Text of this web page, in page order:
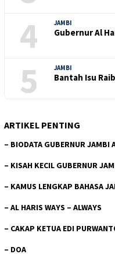
4 JAMBI
Gubernur Al
5 JAMBI
Bantah Isu
ARTIKEL PENTING
– BIODATA GUBERNUR JAMBI
– KISAH KECIL GUBERNUR
– KAMUS LENGKAP BAHASA
– AL HARIS WAYS – ALWAYS
– CAKAP KETUA EDI
– DOA